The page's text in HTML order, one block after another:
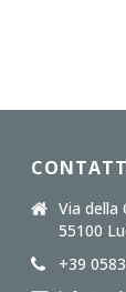
Via della
55100
+39